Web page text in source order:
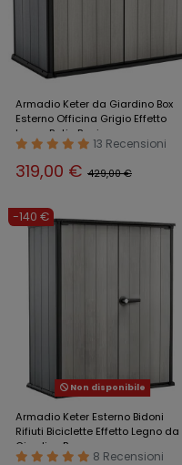
Armadio Keter da Giardino Box
Esterno Officina Grigio Effetto
Legno Patio Resina
13 Recensioni
319,00 € 429,00 €
-140 €
Non disponibile
Armadio Keter Esterno Bidoni
Rifiuti Biciclette Effetto Legno da
Giardino Box
8 Recensioni